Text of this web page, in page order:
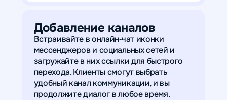
Добавление каналов
Встраивайте в онлайн‑чат иконки
мессенджеров и социальных сетей и
загружайте в них ссылки для быстрого
перехода. Клиенты смогут выбрать
удобный канал коммуникации, и вы
продолжите диалог в любое время.